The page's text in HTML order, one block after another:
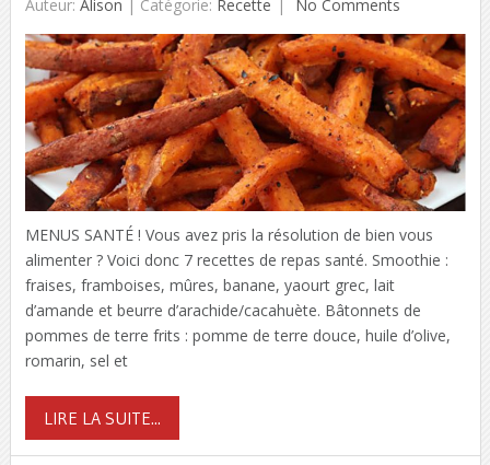
Auteur: Alison Catégorie: Recette No Comments
MENUS SANTÉ ! Vous avez pris la résolution de bien vous
alimenter ? Voici donc 7 recettes de repas santé. Smoothie :
fraises, framboises, mûres, banane, yaourt grec, lait
d’amande et beurre d’arachide/cacahuète. Bâtonnets de
pommes de terre frits : pomme de terre douce, huile d’olive,
romarin, sel et
LIRE LA SUITE...